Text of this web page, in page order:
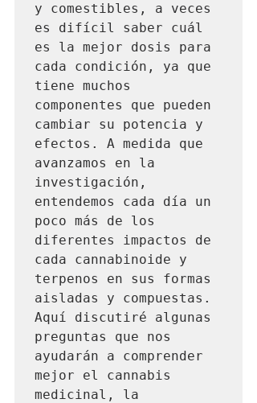
y comestibles, a veces
es difícil saber cuál
es la mejor dosis para
cada condición, ya que
tiene muchos
componentes que pueden
cambiar su potencia y
efectos. A medida que
avanzamos en la
investigación,
entendemos cada día un
poco más de los
diferentes impactos de
cada cannabinoide y
terpenos en sus formas
aisladas y compuestas.
Aquí discutiré algunas
preguntas que nos
ayudarán a comprender
mejor el cannabis
medicinal, la